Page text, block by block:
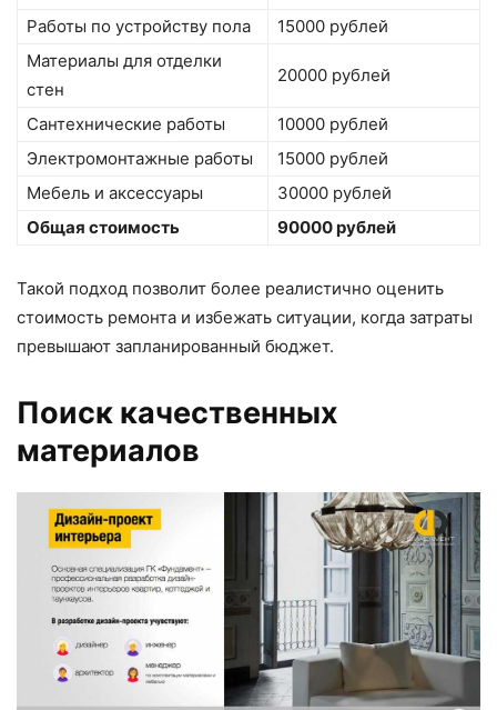
Работы по устройству пола
15000 рублей
Материалы для отделки
стен
20000 рублей
Сантехнические работы
10000 рублей
Электромонтажные работы
15000 рублей
Мебель и аксессуары
30000 рублей
Общая стоимость
90000 рублей
Такой подход позволит более реалистично оценить
стоимость ремонта и избежать ситуации, когда затраты
превышают запланированный бюджет.
Поиск качественных
материалов